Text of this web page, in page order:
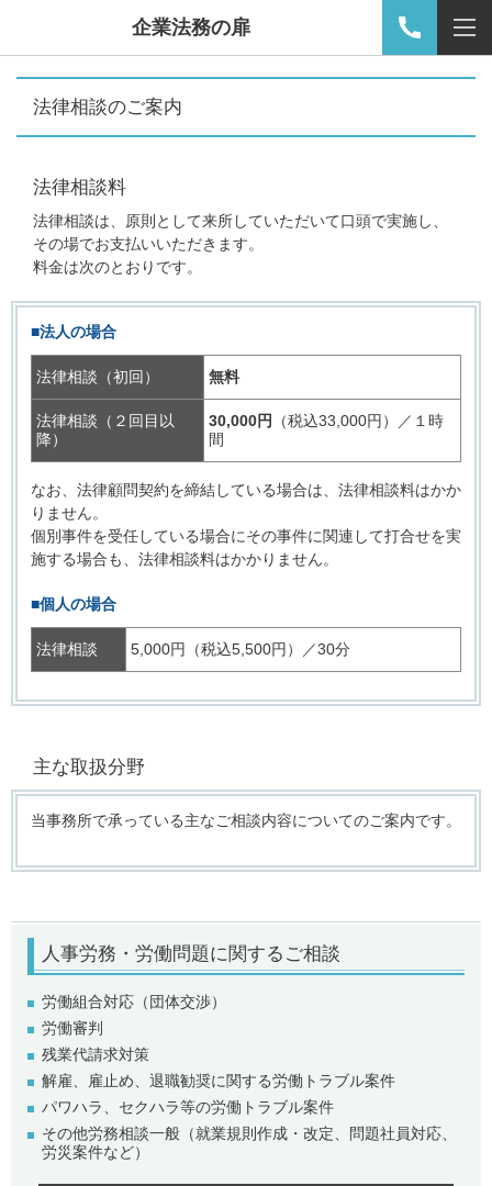
企業法務の扉
法律相談のご案内
法律相談料
法律相談は、原則として来所していただいて口頭で実施し、
その場でお支払いいただきます。
料金は次のとおりです。
■法人の場合
法律相談（初回） 無料
法律相談（２回目以
降）
30,000円
（税込33,000円）／１時
間
なお、法律顧問契約を締結している場合は、法律相談料はかか
りません。
個別事件を受任している場合にその事件に関連して打合せを実
施する場合も、法律相談料はかかりません。
■個人の場合
法律相談 5,000円 （税込5,500円）／30分
主な取扱分野
当事務所で承っている主なご相談内容についてのご案内です。
人事労務・労働問題に関するご相談
労働組合対応（団体交渉）
労働審判
残業代請求対策
解雇、雇止め、退職勧奨に関する労働トラブル案件
パワハラ、セクハラ等の労働トラブル案件
その他労務相談一般（就業規則作成・改定、問題社員対応、
労災案件など）